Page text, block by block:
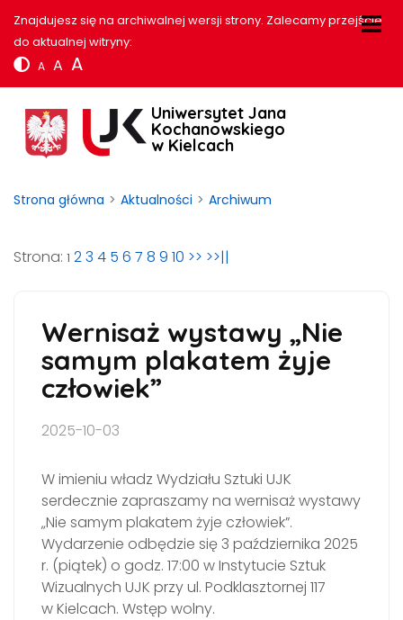
Znajdujesz się na archiwalnej wersji strony. Zalecamy przejście
do aktualnej witryny:
A A A
Uniwersytet Jana
Kochanowskiego
w Kielcach
Strona główna Aktualności Archiwum
Strona: 1 23 4 5 6 7 8 9 10 >> >>||
Wernisaż wystawy „Nie
samym plakatem żyje
człowiek”
2025-10-03
W imieniu władz Wydziału Sztuki UJK
serdecznie zapraszamy na wernisaż wystawy
„Nie samym plakatem żyje człowiek”.
Wydarzenie odbędzie się 3 października 2025
r. (piątek) o godz. 17:00 w Instytucie Sztuk
Wizualnych UJK przy ul. Podklasztornej 117
w Kielcach. Wstęp wolny.